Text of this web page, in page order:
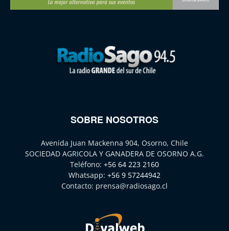
SOBRE NOSOTROS
Avenida Juan Mackenna 904, Osorno, Chile
SOCIEDAD AGRICOLA Y GANADERA DE OSORNO A.G.
Teléfono: +56 64 223 2160
Whatsapp: +56 9 57244942
Contacto: prensa@radiosago.cl